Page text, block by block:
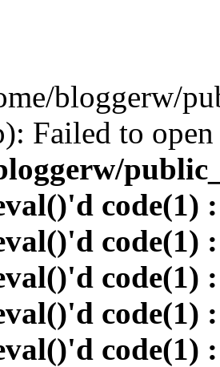
bloggerw/
Failed to
code(1)
code(1)
code(1)
code(1)
code(1)